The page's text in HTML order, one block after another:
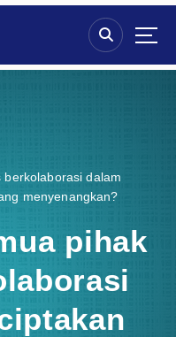
dalam
menyenangkan?
pihak